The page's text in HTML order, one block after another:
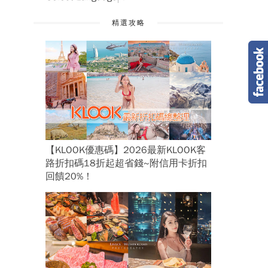
精選攻略
【KLOOK優惠碼】2026最新KLOOK客
路折扣碼18折起超省錢~附信用卡折扣
回饋20%！